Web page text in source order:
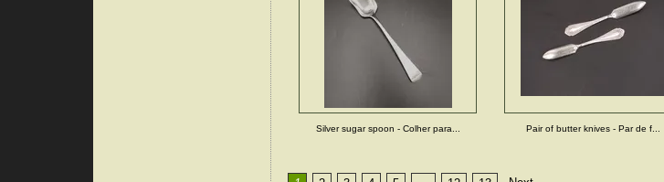
Silver sugar spoon - Colher para... Pair of butter knives - Par de f...